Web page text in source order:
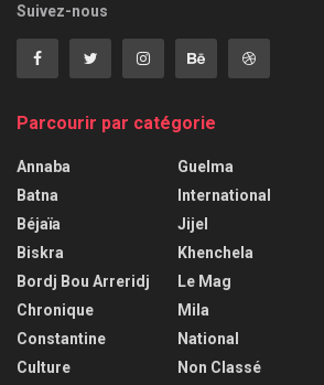
Suivez-nous
Parcourir par catégorie
Annaba
Batna
Béjaïa
Biskra
Bordj Bou Arreridj
Chronique
Constantine
Culture
Guelma
International
Jijel
Khenchela
Le Mag
Mila
National
Non Classé